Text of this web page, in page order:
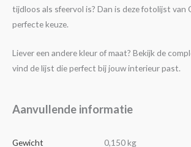
tijdloos als sfeervol is? Dan is deze fotolijst van
perfecte keuze.
Liever een andere kleur of maat? Bekijk de
vind de lijst die perfect bij jouw interieur past.
Aanvullende informatie
Gewicht 0,150 kg